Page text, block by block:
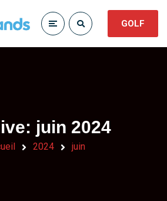
GOLF
juin 2024
2024 juin